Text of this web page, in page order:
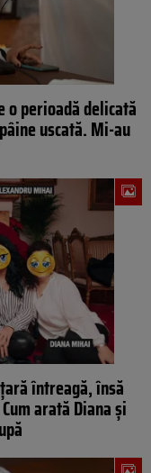
perioadă delicată
uscată. Mi-au
întreagă, însă
arată Diana și